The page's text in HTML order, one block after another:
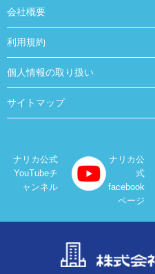
会社概要
利用規約
個人情報の取り扱い
サイトマップ
ナリカ公式
YouTubeチ
ャンネル
ナリカ公
式
facebook
ページ